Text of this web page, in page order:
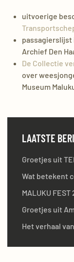
uitvoerige
passagierslijst
Archief Den
De Collectie
over
Museum
LAATSTE
Groetjes uit
Wat betekent
MALUKU FEST
Groetjes uit
Het verhaal